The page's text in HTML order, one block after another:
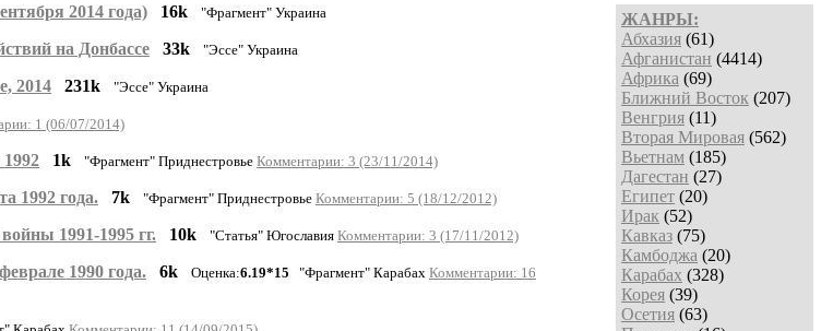
ЖАНРЫ:
Абхазия (61)
Афганистан (4414)
Африка (69)
Ближний Восток (207)
Венгрия (11)
Вторая Мировая (562)
Вьетнам (185)
Дагестан (27)
Египет (20)
Ирак (52)
Кавказ (75)
Камбоджа (20)
Карабах (328)
Корея (39)
Осетия (63)
2014 года) 16k "Фрагмент" Украина
на Донбассе 33k "Эссе" Украина
2014 231k "Эссе" Украина
1 (06/07/2014)
1k "Фрагмент" Приднестровье Комментарии: 3 (23/11/2014)
1992 года. 7k "Фрагмент" Приднестровье Комментарии: 5 (18/12/2012)
1991-1995 гг. 10k "Статья" Югославия Комментарии: 3 (17/11/2012)
1990 года. 6k Оценка:6.19*15 "Фрагмент" Карабах Комментарии: 16